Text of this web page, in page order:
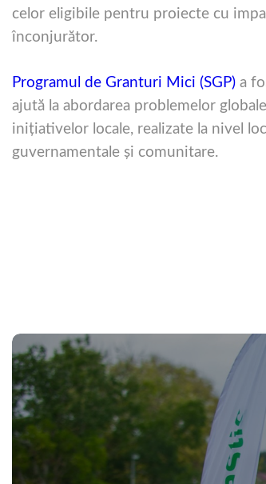
celor eligibile pentru proiecte cu
înconjurător.
Programul de Granturi Mici (SGP) a
ajută la abordarea problemelor
iniţiativelor locale, realizate la nivel
guvernamentale şi comunitare.